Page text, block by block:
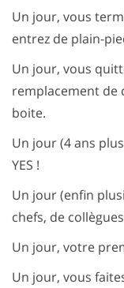
Un jour, vous
entrez de plain-
Un jour, vous
remplacement de
boite.
Un jour (4 ans
YES !
Un jour (enfin
chefs, de
Un jour, votre
Un jour, vous